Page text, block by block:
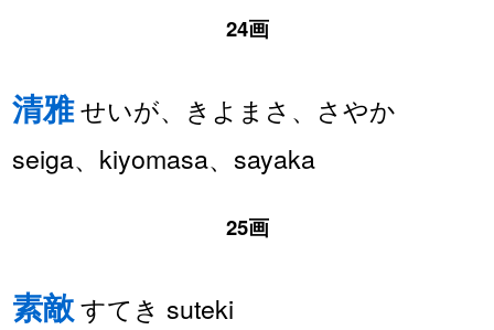
24画
清雅せいが、きよまさ、さやか
seiga、kiyomasa、sayaka
25画
素敵すてき suteki